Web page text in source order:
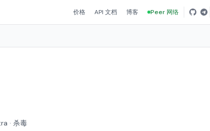
价格 API 文档 博客 Peer 网络
· 杀毒